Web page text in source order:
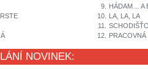
9.
HÁDAM… A
10.
LA, LA, LA
11.
12.
PRACOVNÁ
NOVINEK: